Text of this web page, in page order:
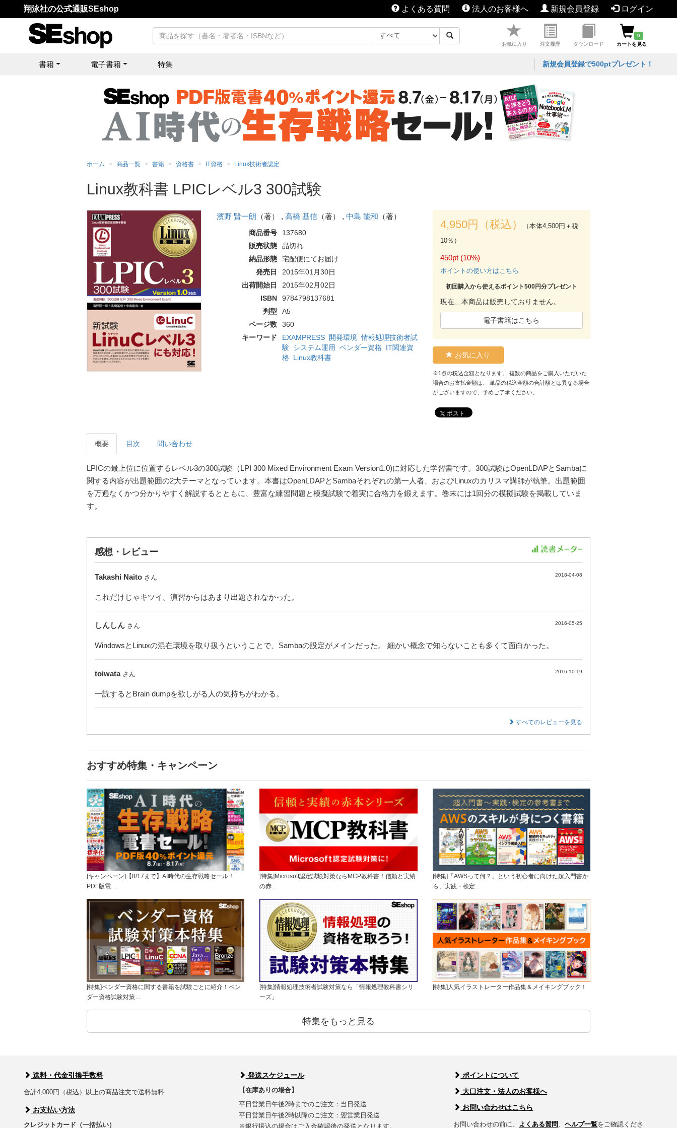
翔泳社の公式通販SEshop よくある質問 法人のお客様へ 新規会員登録 ログイン
お気に入り 注文履歴 ダウンロード
0
カートを見る
書籍 電子書籍 特集 新規会員登録で500ptプレゼント！
ホーム 商品一覧 書籍 資格書 IT資格 Linux技術者認定
Linux教科書 LPICレベル3 300試験
濱野 賢一朗 （著） , 高橋 基信（著） , 中島 能和 （著）
商品番号
137680
販売状態
品切れ
納品形態
宅配便にてお届け
発売日
2015年01月30日
出荷開始日
2015年02月02日
ISBN
9784798137681
判型
A5
ページ数
360
キーワード
EXAMPRESS 開発環境 情報処理技術者試
験 システム運用 ベンダー資格 IT関連資
格 Linux教科書
4,950円（税込）
（本体4,500円＋税
10％）
450pt (10%)
ポイントの使い方はこちら
初回購入から使えるポイント500円分プレゼント
現在、本商品は販売しておりません。
電子書籍はこちら
お気に入り
※1点の税込金額となります。 複数の商品をご購入いただいた
場合のお支払金額は、 単品の税込金額の合計額とは異なる場合
がございますので、予めご了承ください。
ポスト
概要 目次 問い合わせ
LPICの最上位に位置するレベル3の300試験（LPI 300 Mixed Environment Exam Version1.0)に対応した学習書です。300試験はOpenLDAPとSambaに
関する内容が出題範囲の2大テーマとなっています。本書はOpenLDAPとSambaそれぞれの第一人者、およびLinuxのカリスマ講師が執筆。出題範囲
を万遍なくかつ分かりやすく解説するとともに、豊富な練習問題と模擬試験で着実に合格力を鍛えます。巻末には1回分の模擬試験を掲載していま
す。
感想・レビュー
Takashi Naito さん 2018-04-08
これだけじゃキツイ。演習からはあまり出題されなかった。
しんしん さん 2016-05-25
WindowsとLinuxの混在環境を取り扱うということで、Sambaの設定がメインだった。 細かい概念で知らないことも多くて面白かった。
toiwata さん 2016-10-19
一読するとBrain dumpを欲しがる人の気持ちがわかる。
すべてのレビューを見る
おすすめ特集・キャンペーン
[キャンペーン]【8/17まで】AI時代の生存戦略セール！
PDF版電…
[特集]Microsoft認定試験対策ならMCP教科書！信頼と実績
の赤…
[特集]「AWSって何？」という初心者に向けた超入門書か
ら、実践・検定…
[特集]ベンダー資格に関する書籍を試験ごとに紹介！ベン
ダー資格試験対策…
[特集]情報処理技術者試験対策なら「情報処理教科書シリ
ーズ」
[特集]人気イラストレーター作品集＆メイキングブック！
特集をもっと見る
送料・代金引換手数料
合計4,000円（税込）以上の商品注文で送料無料
お支払い方法
クレジットカード（一括払い）
発送スケジュール
【在庫ありの場合】
平日営業日午後2時までのご注文：当日発送
平日営業日午後2時以降のご注文：翌営業日発送
※銀行振込の場合はご入金確認後の発送となります。
ポイントについて
大口注文・法人のお客様へ
お問い合わせはこちら
お問い合わせの前に、 よくある質問 、ヘルプ一覧をご確認くださ